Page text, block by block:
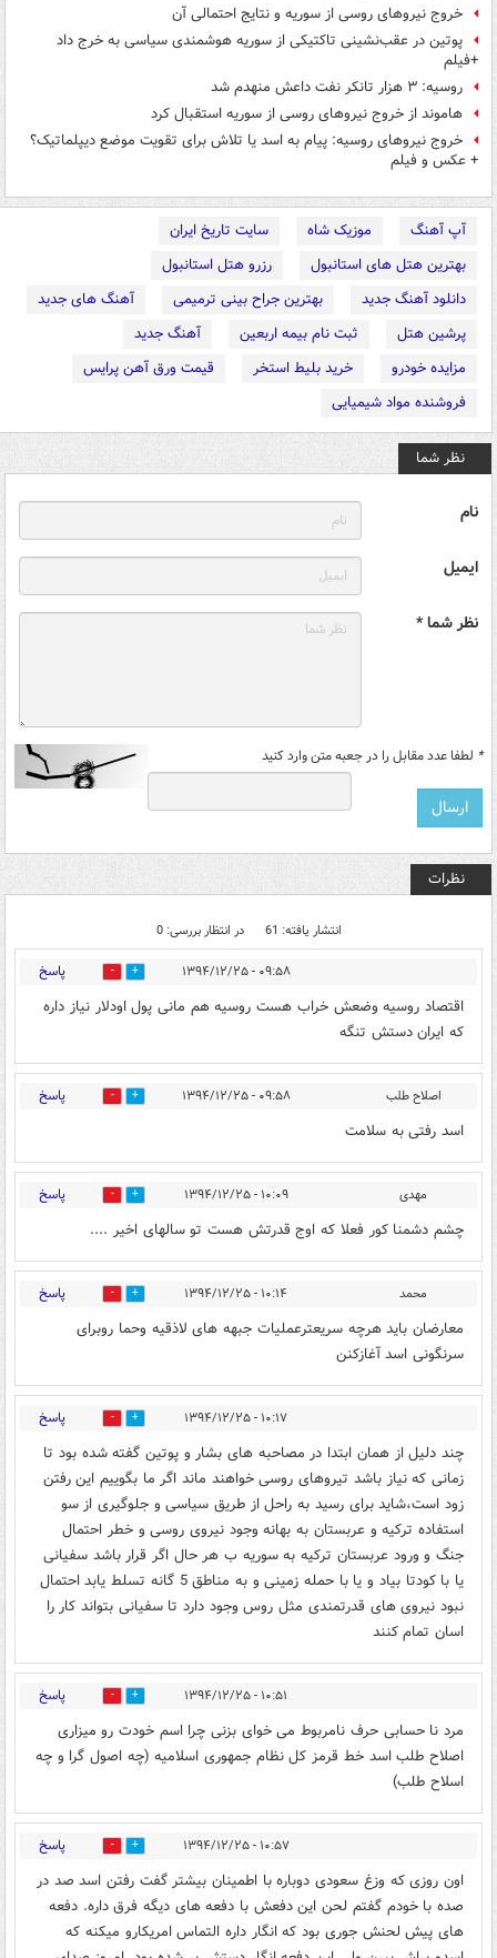
خروج نیروهای روسی از سوریه و نتایج احتمالی آن
پوتین در عقب‌نشینی تاکتیکی از سوریه هوشمندی سیاسی به خرج داد
+فیلم
روسیه: ۳ هزار تانکر نفت داعش منهدم شد
هاموند از خروج نیروهای روسی از سوریه استقبال کرد
خروج نیروهای روسیه: پیام به اسد یا تلاش برای تقویت موضع دیپلماتیک؟
+ عکس و فیلم
آپ آهنگ موزیک شاه
سایت تاریخ ایران
بهترین هتل های استانبول
رزرو هتل استانبول
دانلود آهنگ جدید
بهترین جراح بینی ترمیمی
آهنگ های جدید
پرشین هتل
ثبت نام بیمه اربعین
آهنگ جدید
مزایده خودرو
خرید بلیط استخر
قیمت ورق آهن پرایس
فروشنده مواد شیمیایی
نظر شما
نام
ایمیل
نظر شما *
* لطفا عدد مقابل را در جعبه متن وارد کنید
نظرات
انتشار یافته: 61 در انتظار بررسی: 0
۰۹:۵۸ - ۱۳۹۴/۱۲/۲۵ 0 پاسخ
اقتصاد روسیه وضعش خراب هست روسیه هم مانی پول اودلار نیاز داره
که ایران دستش تنگه
اصلاح طلب ۰۹:۵۸ - ۱۳۹۴/۱۲/۲۵ 1 پاسخ
اسد رفتی به سلامت
مهدی ۱۰:۰۹ - ۱۳۹۴/۱۲/۲۵ 0 پاسخ
چشم دشمنا کور فعلا که اوج قدرتش هست تو سالهای اخیر ....
محمد ۱۰:۱۴ - ۱۳۹۴/۱۲/۲۵ 0 پاسخ
معارضان باید هرچه سریعترعملیات جبهه های لاذقیه وحما روبرای
سرنگونی اسد آغازکنن
۱۰:۱۷ - ۱۳۹۴/۱۲/۲۵ 0 پاسخ
چند دلیل از همان ابتدا در مصاحبه های بشار و پوتین گفته شده بود تا
زمانی که نیاز باشد تیروهای روسی خواهند ماند اگر ما بگوییم این رفتن
زود است،شاید برای رسید به راحل از طریق سیاسی و جلوگیری از سو
استفاده ترکیه و عربستان به بهانه وجود نیروی روسی و خطر احتمال
جنگ و ورود عربستان ترکیه به سوریه ب هر حال اگر قرار باشد سفیانی
یا با کودتا بیاد و یا با حمله زمینی و به مناطق 5 گانه تسلط یابد احتمال
نبود نیروی های قدرتمندی مثل روس وجود دارد تا سفیانی بتواند کار را
اسان تمام کنند
۱۰:۵۱ - ۱۳۹۴/۱۲/۲۵ 0 پاسخ
مرد نا حسابی حرف نامربوط می خوای بزنی چرا اسم خودت رو میزاری
اصلاح طلب اسد خط قرمز کل نظام جمهوری اسلامیه (چه اصول گرا و چه
اسلاح طلب)
۱۰:۵۷ - ۱۳۹۴/۱۲/۲۵ 0 پاسخ
اون روزی که وزغ سعودی دوباره با اطمینان بیشتر گفت رفتن اسد صد در
صده با خودم گفتم لحن این دفعش با دفعه های دیگه فرق داره. دفعه
های پیش لحنش جوری بود که انگار داره التماس امریکارو میکنه که